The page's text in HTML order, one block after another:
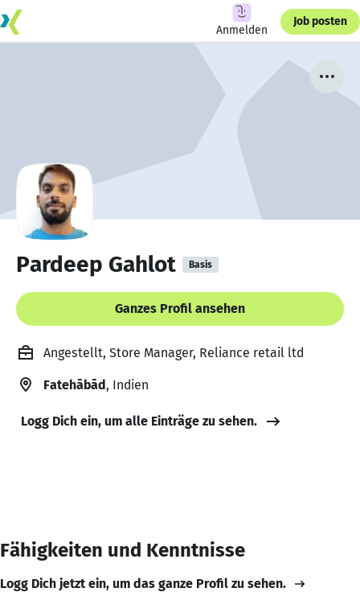
Anmelden
Job posten
Pardeep Gahlot Basis
Ganzes Profil ansehen
Angestellt, Store Manager, Reliance retail ltd
Fatehābād, Indien
Logg Dich ein, um alle Einträge zu sehen.
Fähigkeiten und Kenntnisse
Logg Dich jetzt ein, um das ganze Profil zu sehen.